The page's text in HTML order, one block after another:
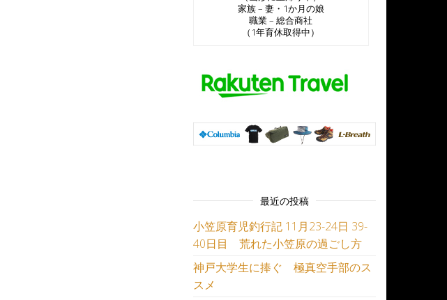
家族 – 妻・1か月の娘
職業 – 総合商社
（1年育休取得中）
最近の投稿
小笠原育児釣行記 11月23-24日 39-
40日目 荒れた小笠原の過ごし方
神戸大学生に捧ぐ 極真空手部のス
スメ